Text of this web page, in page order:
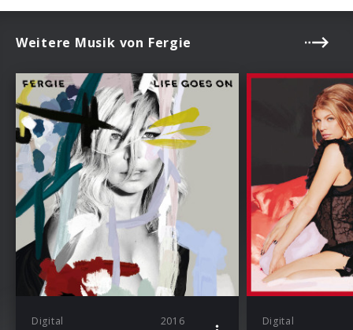
Weitere Musik von Fergie
Digital 2016 Digital